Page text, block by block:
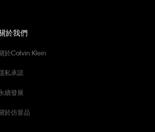
於我們
於Calvin Klein
私承諾
續發展
於仿冒品